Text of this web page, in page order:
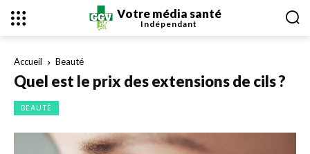
Votre média santé
Indépendant
Accueil Beauté
Quel est le prix des extensions de cils ?
BEAUTÉ